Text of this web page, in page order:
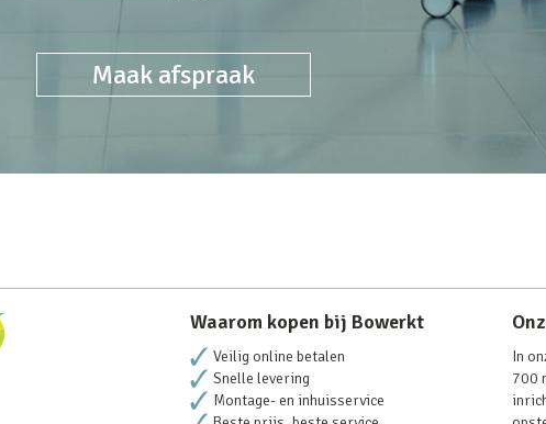
Maak afspraak
Waarom kopen bij Bowerkt
Veilig online betalen
Snelle levering
Montage- en inhuisservice
In
700